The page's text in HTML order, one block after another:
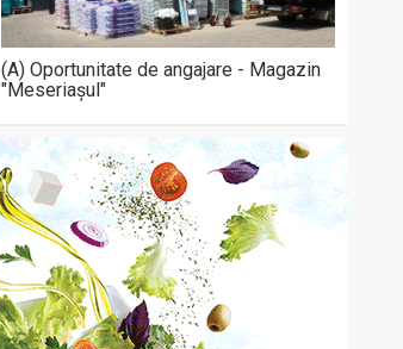
(A) Oportunitate de angajare - Magazin
"Meseriașul"